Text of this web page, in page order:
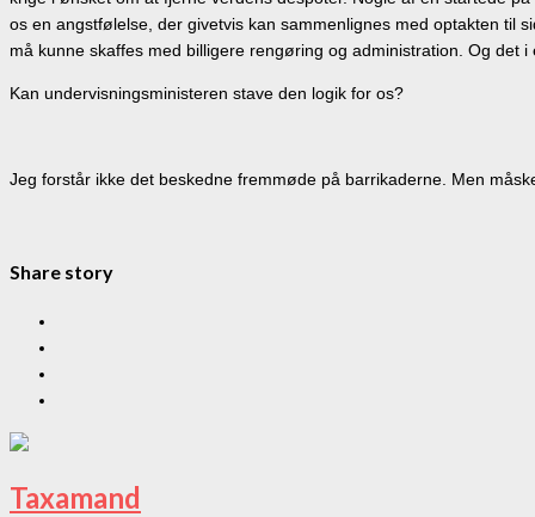
os en angstfølelse, der givetvis kan sammenlignes med optakten til
må kunne skaffes med billigere rengøring og administration. Og det
Kan undervisningsministeren stave den logik for os?
Jeg forstår ikke det beskedne fremmøde på barrikaderne. Men
Share story
Taxamand